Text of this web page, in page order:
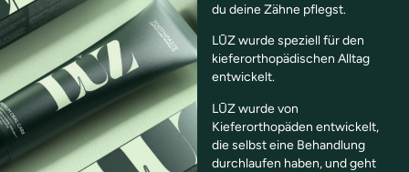
du deine Zähne pflegst.
LŪZ wurde speziell für den
kieferorthopädischen Alltag
entwickelt.
LŪZ wurde von
Kieferorthopäden entwickelt,
die selbst eine Behandlung
durchlaufen haben, und geht